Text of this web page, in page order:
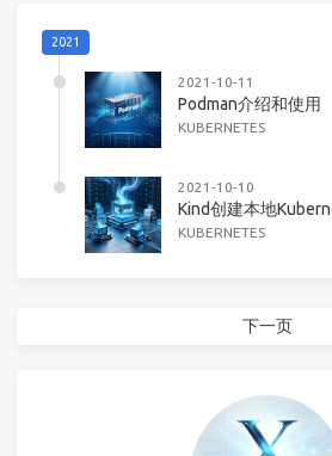
2021
2021-10-11
Podman介绍和使用
KUBERNETES
2021-10-10
Kind创建本地
KUBERNETES
下一页